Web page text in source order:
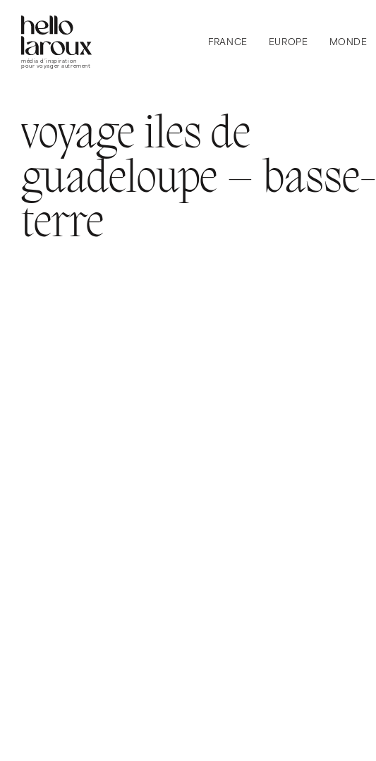
média d’inspiration
pour voyager autrement
FRANCE EUROPE MONDE
voyage iles de
guadeloupe – basse-
terre